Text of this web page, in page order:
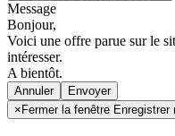
Message
Bonjour,
Voici une offre parue sur le
intéresser.
A bientôt.
Annuler
× Fermer la fenêtre Enregistrer